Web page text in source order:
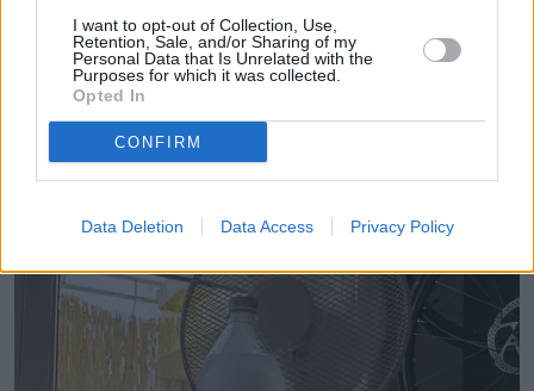
I want to opt-out of Collection, Use,
Retention, Sale, and/or Sharing of my
Personal Data that Is Unrelated with the
Purposes for which it was collected.
Opted In
CONFIRM
Data Deletion Data Access Privacy Policy
Styl życia
05 sierpnia 2026, 11:53
W Biedronce, Dino i Lidlu wszyscy tak
robią z masłem. Czytaj drobny
druczek